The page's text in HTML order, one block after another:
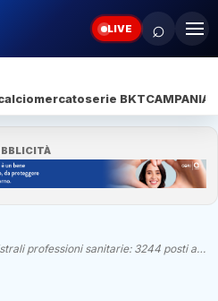
LIVE ⌕
serie BKTCAMPANIA
professioni sanitarie: 3244 posti a…